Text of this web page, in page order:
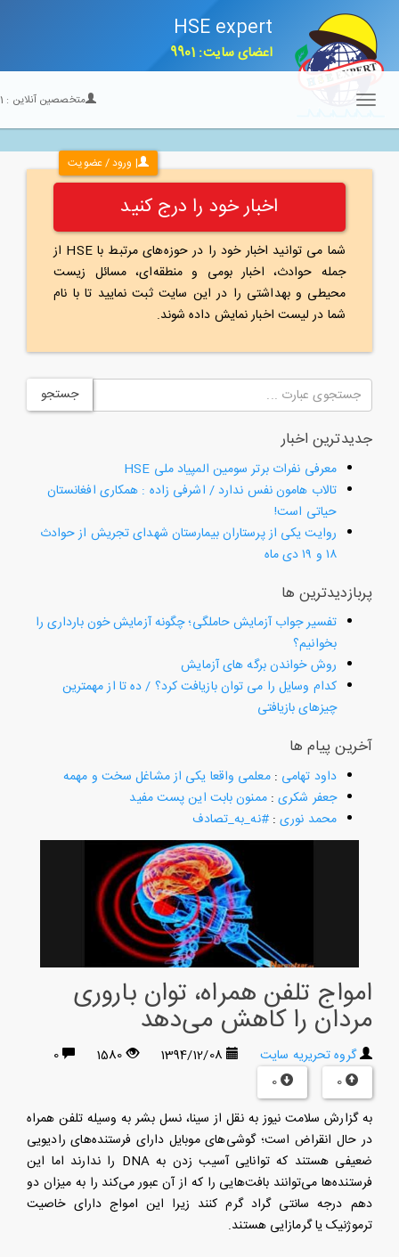
HSE expert
اعضای سایت: 9901
| ورود / عضویت
متخصصین آنلاین :21
Toggle
navigation
اخبار خود را درج کنید
شما می توانید اخبار خود را در حوزه‌های مرتبط با HSE از
جمله حوادث، اخبار بومی و منطقه‌ای، مسائل زیست
محیطی و بهداشتی را در این سایت ثبت نمایید تا با نام
شما در لیست اخبار نمایش داده شوند.
جستجو
جدیدترین اخبار
معرفی نفرات برتر سومین المپیاد ملی HSE
تالاب هامون نفس ندارد / اشرفی زاده : همکاری افغانستان
حیاتی است!
روایت یکی از پرستاران بیمارستان شهدای تجریش از حوادث
پربازدیدترین ها
تفسیر جواب آزمایش حاملگی؛ چگونه آزمایش خون بارداری را
بخوانیم؟
روش خواندن برگه های آزمایش
کدام وسایل را می توان بازیافت کرد؟ / ده تا از مهمترین
چیزهای بازیافتی
آخرین پیام ها
داود تهامی:معلمی واقعا یکی از مشاغل سخت و مهمه
جعفر شکری:ممنون بابت این پست مفید
محمد نوری:#نه_به_تصادف
امواج تلفن همراه، توان باروری
مردان را کاهش می‌دهد
گروه تحریریه سایت 1394/12/08
1580
0
0
0
به گزارش سلامت نیوز به نقل از سینا، نسل بشر به‌ وسیله تلفن همراه
در حال انقراض است؛ گوشی‌های موبایل دارای فرستنده‌های رادیویی
ضعیفی هستند که توانایی آسیب زدن به DNA را ندارند اما این
فرستنده‌ها می‌توانند بافت‌هایی را که از آن عبور می‌کند را به میزان دو
دهم درجه سانتی گراد گرم کنند زیرا این امواج دارای خاصیت
ترموژنیک یا گرمازایی هستند.